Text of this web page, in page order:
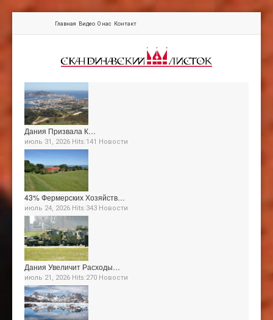
Главная Видео О нас Контакт
Дания Призвала К…
июль 31, 2026 Hits:141 Новости
43% Фермерских Хозяйств…
июль 24, 2026 Hits:343 Новости
Дания Увеличит Расходы…
июль 21, 2026 Hits:270 Новости